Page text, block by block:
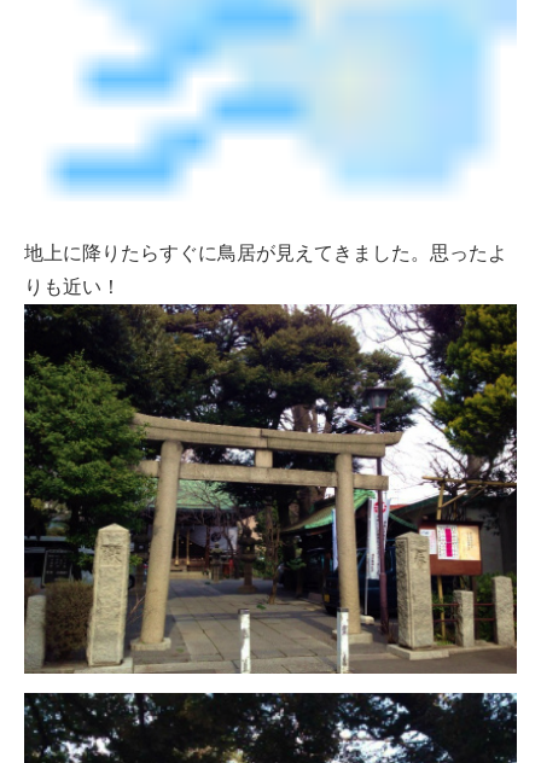
地上に降りたらすぐに鳥居が見えてきました。思ったよ
りも近い！